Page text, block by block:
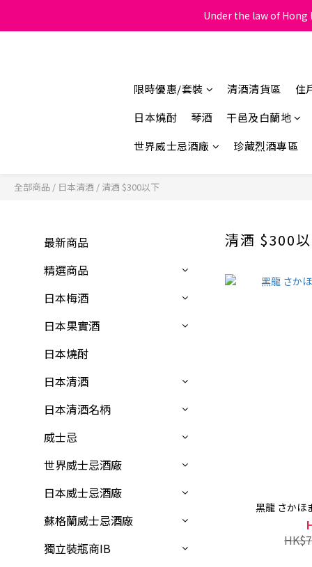
Under the law of
限時優惠/套裝 清酒清貨區
住
日本燒酎
琴酒
干邑及白蘭地
世界威士忌酒廠
珍藏烈酒專區
全部商品 / 日本清酒 / 清酒 $300以下
最新商品
精選商品
日本梅酒
日本果實酒
日本燒酎
日本清酒
日本清酒名柄
威士忌
世界威士忌酒廠
日本威士忌酒廠
蘇格蘭威士忌酒廠
獨立裝瓶商IB
清酒 $300
黑龍 さかほ